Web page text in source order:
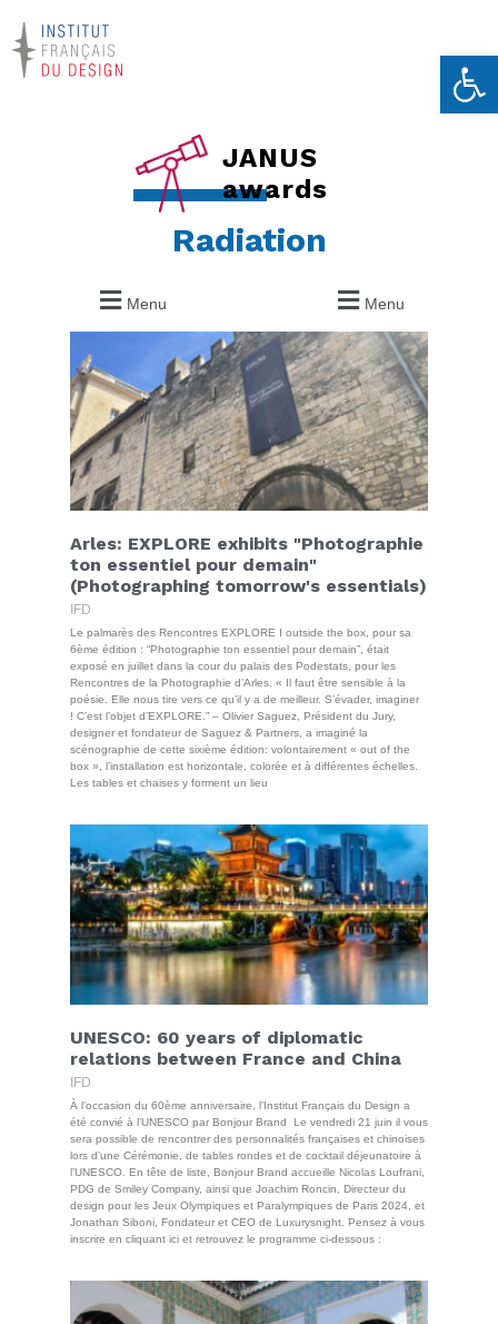
Ouvrir
JANUS
awards
Radiation
Menu Menu
Arles: EXPLORE exhibits "Photographie
ton essentiel pour demain"
(Photographing tomorrow's essentials)
IFD
Le palmarès des Rencontres EXPLORE I outside the box, pour sa
6ème édition : “Photographie ton essentiel pour demain”, était
exposé en juillet dans la cour du palais des Podestats, pour les
Rencontres de la Photographie d’Arles. « Il faut être sensible à la
poésie. Elle nous tire vers ce qu’il y a de meilleur. S’évader, imaginer
! C’est l’objet d’EXPLORE.” – Olivier Saguez, Président du Jury,
designer et fondateur de Saguez & Partners, a imaginé la
scénographie de cette sixième édition: volontairement « out of the
box », l’installation est horizontale, colorée et à différentes échelles.
Les tables et chaises y forment un lieu
UNESCO: 60 years of diplomatic
relations between France and China
IFD
À l’occasion du 60ème anniversaire, l’Institut Français du Design a
été convié à l’UNESCO par Bonjour Brand Le vendredi 21 juin il vous
sera possible de rencontrer des personnalités françaises et chinoises
lors d’une Cérémonie, de tables rondes et de cocktail déjeunatoire à
l’UNESCO. En tête de liste, Bonjour Brand accueille Nicolas Loufrani,
PDG de Smiley Company, ainsi que Joachim Roncin, Directeur du
design pour les Jeux Olympiques et Paralympiques de Paris 2024, et
Jonathan Siboni, Fondateur et CEO de Luxurysnight. Pensez à vous
inscrire en cliquant ici et retrouvez le programme ci-dessous :